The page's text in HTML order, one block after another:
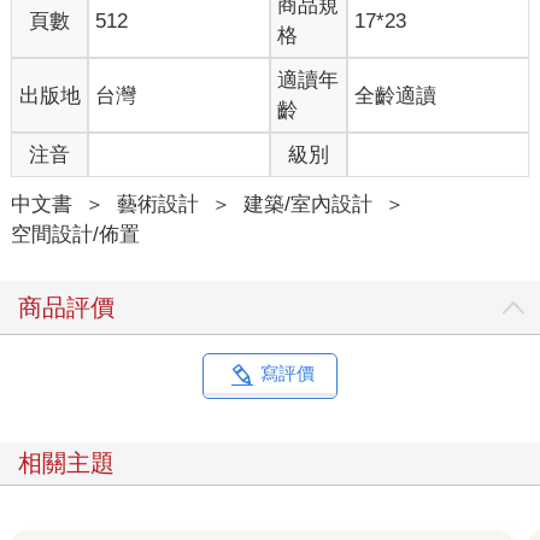
頁數 512
商品規
格
17*23
出版地 台灣
適讀年
齡
全齡適讀
注音 級別
中文書 ＞ 藝術設計 ＞ 建築/室內設計
＞
空間設計/佈置
商品評價
寫評價
相關主題